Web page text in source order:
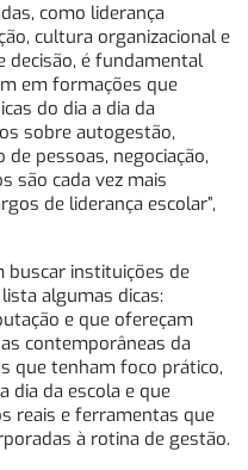
como liderança
cultura organizacional e
decisão, é fundamental
em formações que
do dia a dia da
sobre autogestão,
pessoas, negociação,
são cada vez mais
de liderança escolar”,
buscar instituições de
algumas dicas:
e que ofereçam
contemporâneas da
que tenham foco prático,
dia da escola e que
reais e ferramentas que
à rotina de gestão.